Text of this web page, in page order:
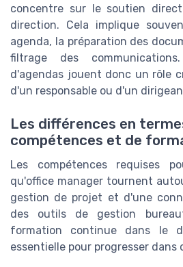
concentre sur le soutien
direction. Cela implique
agenda, la préparation des
filtrage des
d'agendas jouent donc un rôle
d'un responsable ou d'un
Les différences en
compétences et de
Les compétences requises
qu'office manager tournent
gestion de projet et d'une
des outils de gestion
formation continue dans le
essentielle pour progresser dans